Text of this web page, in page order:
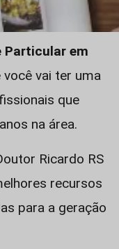
Particular em
você vai ter uma
que
na área.
Ricardo RS
recursos
para a geração